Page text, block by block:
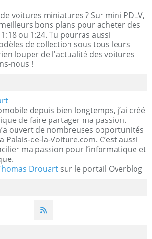
voitures miniatures ? Sur mini PDLV,
bons plans pour acheter des
ou 1:24. Tu pourras aussi
de collection sous tous leurs
louper de l'actualité des voitures
nous !
depuis bien longtemps, j’ai créé
de faire partager ma passion.
ouvert de nombreuses opportunités
Palais-de-la-Voiture.com. C’est aussi
ma passion pour l’informatique et
Drouart sur le portail Overblog